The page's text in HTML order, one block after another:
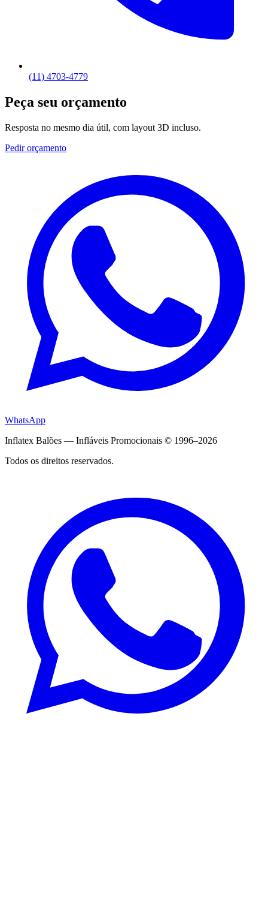
(11) 4703-4779
Peça seu orçamento
Resposta no mesmo dia útil, com layout 3D incluso.
Pedir orçamento
WhatsApp
Inflatex Balões — Infláveis Promocionais © 1996–2026
Todos os direitos reservados.